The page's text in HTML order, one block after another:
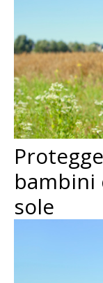
bambini
sole